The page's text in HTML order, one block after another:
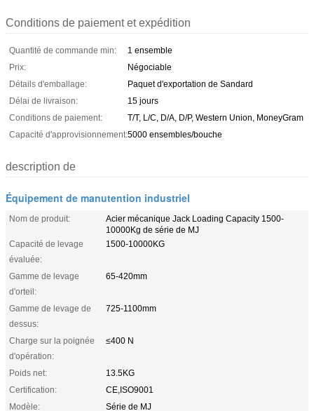
Conditions de paiement et expédition
Quantité de commande min:
1 ensemble
Prix:
Négociable
Détails d'emballage:
Paquet d'exportation de Sandard
Délai de livraison:
15 jours
Conditions de paiement:
T/T, L/C, D/A, D/P, Western Union, MoneyGram
Capacité d'approvisionnement:5000 ensembles/bouche
description de
Équipement de manutention industriel
Nom de produit:
Acier mécanique Jack Loading Capacity 1500-
10000Kg de série de MJ
Capacité de levage
évaluée:
1500-10000KG
Gamme de levage
d'orteil:
65-420mm
Gamme de levage de
dessus:
725-1100mm
Charge sur la poignée
d'opération:
≤400 N
Poids net:
13.5KG
Certification:
CE,ISO9001
Modèle:
Série de MJ